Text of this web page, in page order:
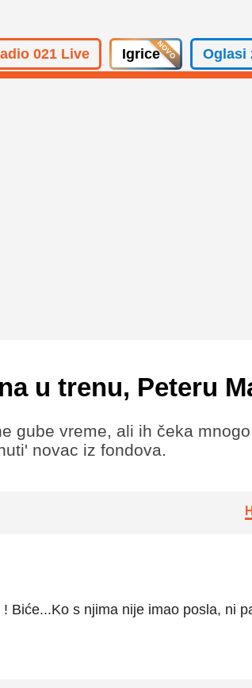
021 Live Igrice Oglasi
u trenu, Peteru
gube vreme, ali ih čeka
novac iz fondova.
Biće...Ko s njima nije imao posla, ni